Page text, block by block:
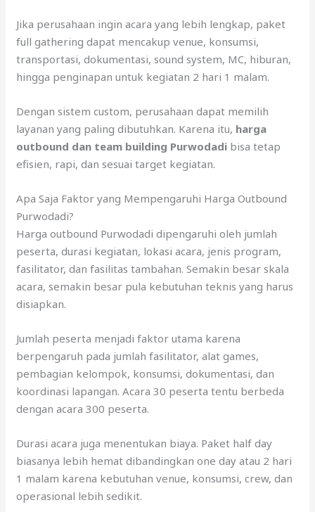
Jika perusahaan ingin acara yang lebih lengkap, paket
full gathering dapat mencakup venue, konsumsi,
transportasi, dokumentasi, sound system, MC, hiburan,
hingga penginapan untuk kegiatan 2 hari 1 malam.
Dengan sistem custom, perusahaan dapat memilih
layanan yang paling dibutuhkan. Karena itu, harga
outbound dan team building Purwodadi bisa tetap
efisien, rapi, dan sesuai target kegiatan.
Apa Saja Faktor yang Mempengaruhi Harga Outbound
Purwodadi?
Harga outbound Purwodadi dipengaruhi oleh jumlah
peserta, durasi kegiatan, lokasi acara, jenis program,
fasilitator, dan fasilitas tambahan. Semakin besar skala
acara, semakin besar pula kebutuhan teknis yang harus
disiapkan.
Jumlah peserta menjadi faktor utama karena
berpengaruh pada jumlah fasilitator, alat games,
pembagian kelompok, konsumsi, dokumentasi, dan
koordinasi lapangan. Acara 30 peserta tentu berbeda
dengan acara 300 peserta.
Durasi acara juga menentukan biaya. Paket half day
biasanya lebih hemat dibandingkan one day atau 2 hari
1 malam karena kebutuhan venue, konsumsi, crew, dan
operasional lebih sedikit.